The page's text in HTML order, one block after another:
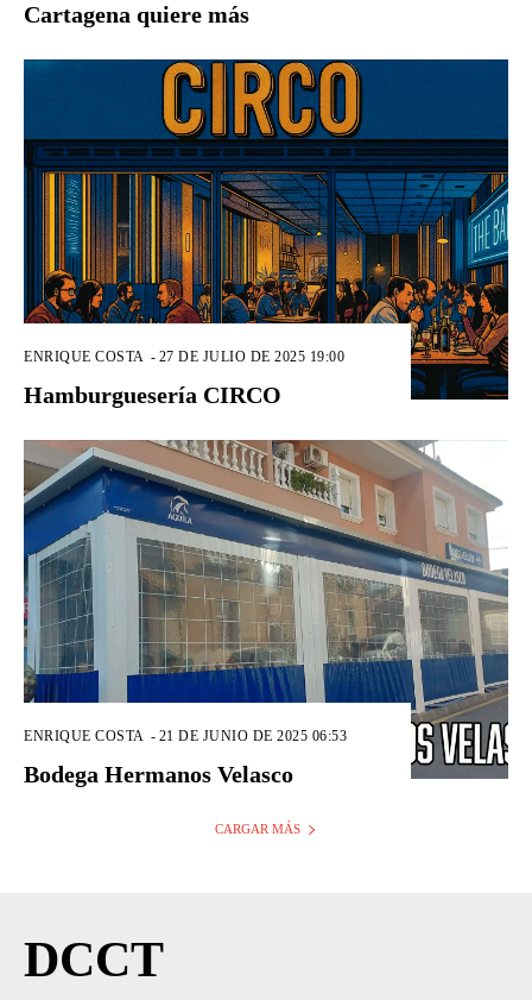
Cartagena quiere más
ENRIQUE COSTA - 27 DE JULIO DE 2025 19:00
Hamburguesería CIRCO
ENRIQUE COSTA - 21 DE JUNIO DE 2025 06:53
Bodega Hermanos Velasco
CARGAR MÁS
DCCT